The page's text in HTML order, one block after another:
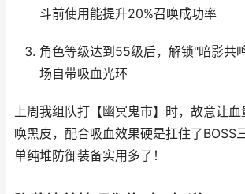
斗前使用能提升20%召唤成功率
角色等级达到55级后，解锁"暗影共
场自带吸血光环
上周我组队打【幽冥鬼市】时，故意让
唤黑皮，配合吸血效果硬是扛住了BOSS
单纯堆防御装备实用多了！